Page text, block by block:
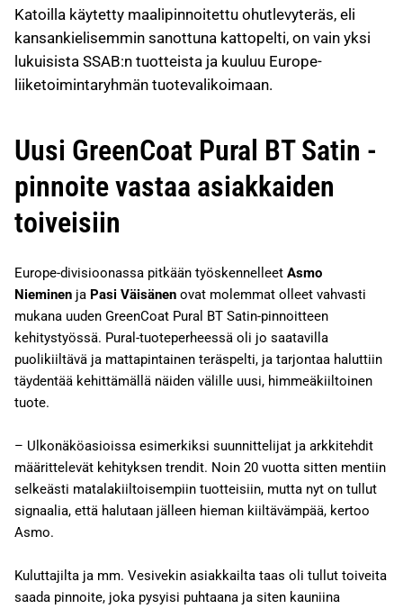
Katoilla käytetty maalipinnoitettu ohutlevyteräs, eli
kansankielisemmin sanottuna kattopelti, on vain yksi
lukuisista SSAB:n tuotteista ja kuuluu Europe-
liiketoimintaryhmän tuotevalikoimaan.
Uusi GreenCoat Pural BT Satin -
pinnoite vastaa asiakkaiden
toiveisiin
Europe-divisioonassa pitkään työskennelleet Asmo
Nieminen ja Pasi Väisänen ovat molemmat olleet vahvasti
mukana uuden GreenCoat Pural BT Satin-pinnoitteen
kehitystyössä. Pural-tuoteperheessä oli jo saatavilla
puolikiiltävä ja mattapintainen teräspelti, ja tarjontaa haluttiin
täydentää kehittämällä näiden välille uusi, himmeäkiiltoinen
tuote.
– Ulkonäköasioissa esimerkiksi suunnittelijat ja arkkitehdit
määrittelevät kehityksen trendit. Noin 20 vuotta sitten mentiin
selkeästi matalakiiltoisempiin tuotteisiin, mutta nyt on tullut
signaalia, että halutaan jälleen hieman kiiltävämpää, kertoo
Asmo.
Kuluttajilta ja mm. Vesivekin asiakkailta taas oli tullut toiveita
saada pinnoite, joka pysyisi puhtaana ja siten kauniina